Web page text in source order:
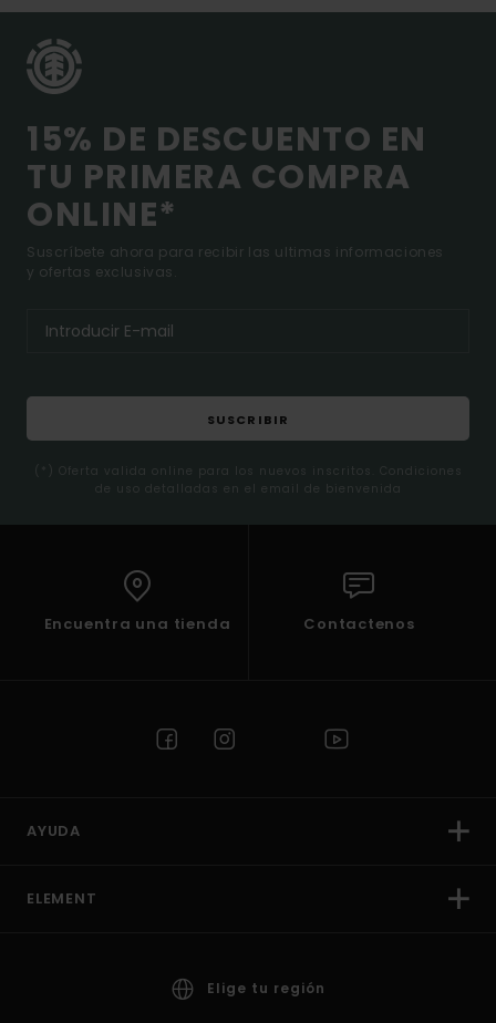
15% DE DESCUENTO EN
TU PRIMERA COMPRA
ONLINE*
Suscríbete ahora para recibir las ultimas informaciones
y ofertas exclusivas.
SUSCRIBIR
(*) Oferta valida online para los nuevos inscritos. Condiciones
de uso detalladas en el email de bienvenida
Encuentra una tienda Contactenos
AYUDA
ELEMENT
Elige tu región